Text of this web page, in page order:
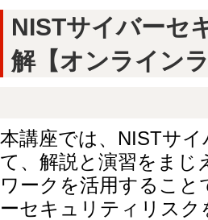
NISTサイバーセ
解【オンライン
本講座では、NISTサ
て、解説と演習をまじ
ワークを活用するこ
ーセキュリティリス